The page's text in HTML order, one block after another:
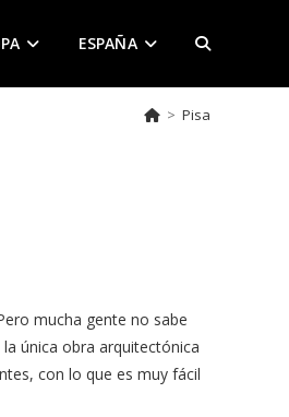
ESPAÑA ALTERNAR
> Pisa
mucha gente no sabe
única obra arquitectónica
con lo que es muy fácil